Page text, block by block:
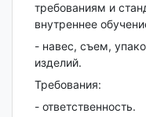
требованиям и
внутреннее
- навес, съем,
изделий.
Требования:
- ответственность.